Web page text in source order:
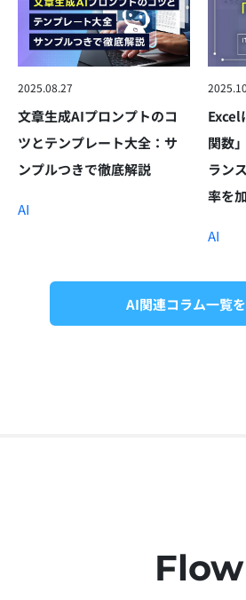
2025.08.27
文章生成AIプロンプトのコ
ツとテンプレート大全：サ
ンプルつきで徹底解説
AI
Excel
関数
ラン
率を
AI
AI関連コラム一覧
Flow